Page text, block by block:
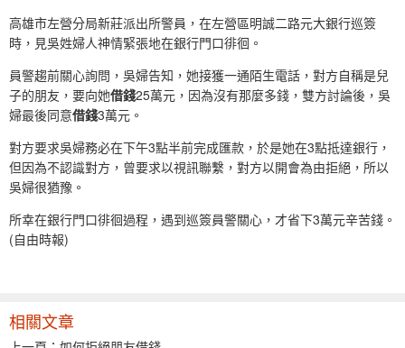
高雄市左營分局新莊派出所警員，在左營區明誠二路元大銀行巡簽
時，見吳姓婦人神情緊張地在銀行門口徘徊。
員警趨前關心詢問，吳婦告知，她接獲一通陌生電話，對方自稱是兒
子的朋友，要向她借錢25萬元，因為沒有那麼多錢，雙方討論後，吳
婦最後同意借錢3萬元。
對方要求吳婦務必在下午3點半前完成匯款，於是她在3點抵達銀行，
但因為不認識對方，曾要求以視訊聯繫，對方以開會為由拒絕，所以
吳婦很猶豫。
所幸在銀行門口徘徊過程，遇到巡簽員警關心，才省下3萬元辛苦錢。
(自由時報)
相關文章